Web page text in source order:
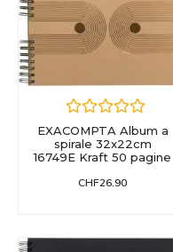
EXACOMPTA Album a
spirale 32x22cm
16749E Kraft 50 pagine
CHF26.90